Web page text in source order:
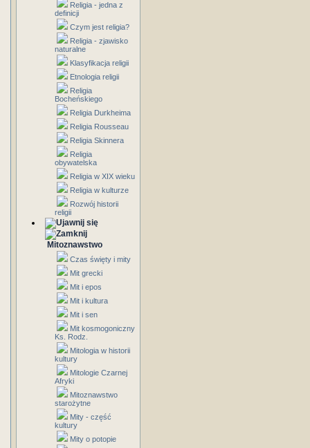
Religia - jedna z
definicji
Czym jest religia?
Religia - zjawisko
naturalne
Klasyfikacja religii
Etnologia religii
Religia
Bocheńskiego
Religia Durkheima
Religia Rousseau
Religia Skinnera
Religia
obywatelska
Religia w XIX wieku
Religia w kulturze
Rozwój historii
religii
Mitoznawstwo
Czas święty i mity
Mit grecki
Mit i epos
Mit i kultura
Mit i sen
Mit kosmogoniczny
Ks. Rodz.
Mitologia w historii
kultury
Mitologie Czarnej
Afryki
Mitoznawstwo
starożytne
Mity - część
kultury
Mity o potopie